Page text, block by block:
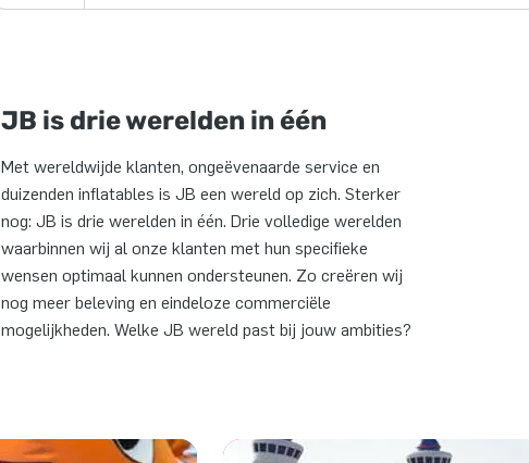
JB is drie werelden in één
Met wereldwijde klanten, ongeëvenaarde service en
duizenden inflatables is JB een wereld op zich. Sterker
nog: JB is drie werelden in één. Drie volledige werelden
waarbinnen wij al onze klanten met hun specifieke
wensen optimaal kunnen ondersteunen. Zo creëren wij
nog meer beleving en eindeloze commerciële
mogelijkheden. Welke JB wereld past bij jouw ambities?